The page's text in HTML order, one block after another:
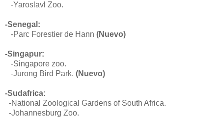
-Yaroslavl Zoo.
-Senegal:
-Parc Forestier de Hann (Nuevo)
-Singapur:
-Singapore zoo.
-Jurong Bird Park. (Nuevo)
-Sudafrica:
-National Zoological Gardens of South Africa.
-Johannesburg Zoo.